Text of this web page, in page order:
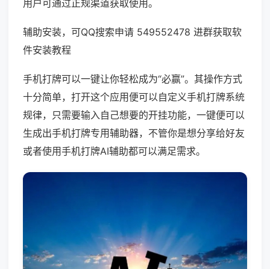
用户可通过正规渠道获取使用。
辅助安装，可QQ搜索申请 549552478 进群获取软
件安装教程
手机打牌可以一键让你轻松成为“必赢”。其操作方式
十分简单，打开这个应用便可以自定义手机打牌系统
规律，只需要输入自己想要的开挂功能，一键便可以
生成出手机打牌专用辅助器，不管你是想分享给好友
或者使用手机打牌AI辅助都可以满足需求。